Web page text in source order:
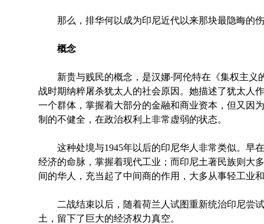
那么，排华何以成为印尼近代以来那块最隐晦的
概念
新贵与贱民的概念，是汉娜·阿伦特在《集权主义
战时期纳粹屠杀犹太人的社会原因。她描述了犹太人
一个群体，掌握着大部分的金融和商业资本，但又因
制的不健全，在政治权利上非常虚弱的状态。
这种处境与1945年以后的印尼华人非常类似。早
经济的命脉，掌握着现代工业；而印尼土著民族则大
间的华人，充当起了中间商的作用，大多从事轻工业
二战结束以后，随着荷兰人试图重新统治印尼尝试
土，留下了巨大的经济权力真空。